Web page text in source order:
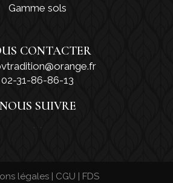
Gamme sols
CONTACTER
02-31-86-86-13
NOUS SUIVRE
légales| CGU | FDS